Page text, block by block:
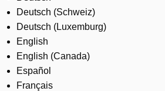
Deutsch (Schweiz)
Deutsch (Luxemburg)
English
English (Canada)
Español
Français